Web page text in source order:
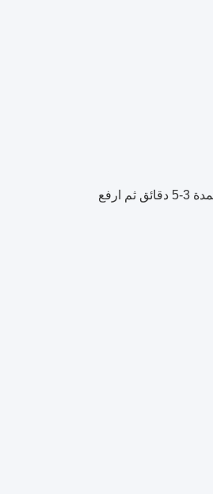
رفع درجة الحرارة: تحت التحريك، أضف الرقائق تدريجياً إلى الماء (درجة حرارة الغرفة) بنسبة 5-10٪، حركها لمدة 3-5 دقائق ثم ارفع